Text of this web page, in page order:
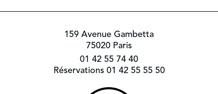
159 Avenue Gambetta
75020 Paris
01 42 55 74 40
Réservations 01 42 55 55 50